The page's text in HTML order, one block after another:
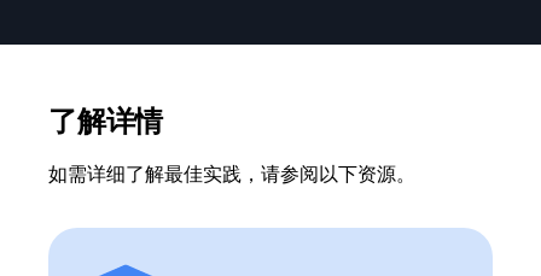
了解详情
如需详细了解最佳实践，请参阅以下资源。